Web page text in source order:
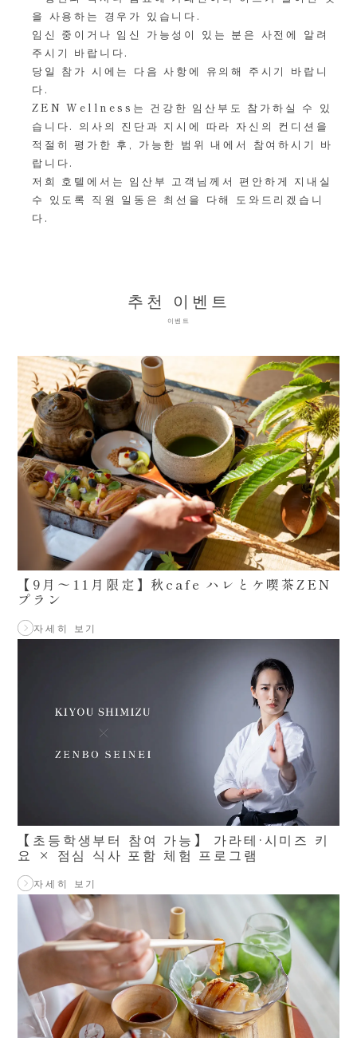
을 사용하는 경우가 있습니다.
임신 중이거나 임신 가능성이 있는 분은 사전에 알려
주시기 바랍니다.
당일 참가 시에는 다음 사항에 유의해 주시기 바랍니
다.
ZEN Wellness는 건강한 임산부도 참가하실 수 있
습니다. 의사의 진단과 지시에 따라 자신의 컨디션을
적절히 평가한 후, 가능한 범위 내에서 참여하시기 바
랍니다.
저희 호텔에서는 임산부 고객님께서 편안하게 지내실
수 있도록 직원 일동은 최선을 다해 도와드리겠습니
다.
추천 이벤트
이벤트
【9月〜11月限定】秋cafe ハレとケ喫茶ZEN
プラン
자세히 보기
【초등학생부터 참여 가능】 가라테·시미즈 키
요 × 점심 식사 포함 체험 프로그램
자세히 보기